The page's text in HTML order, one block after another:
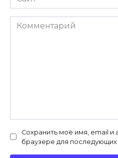
Комментарий
Сохранить моё имя, email и
браузере для